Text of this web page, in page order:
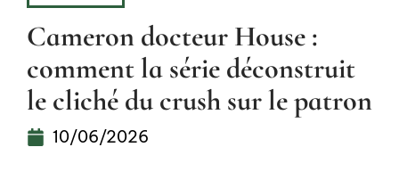
Cameron docteur House :
comment la série déconstruit
le cliché du crush sur le patron
10/06/2026